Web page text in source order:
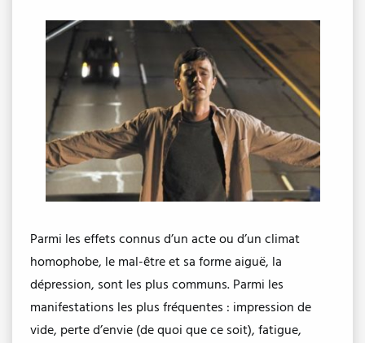
Parmi les effets connus d’un acte ou d’un climat
homophobe, le mal-être et sa forme aiguë, la
dépression, sont les plus communs. Parmi les
manifestations les plus fréquentes : impression de
vide, perte d’envie (de quoi que ce soit), fatigue,